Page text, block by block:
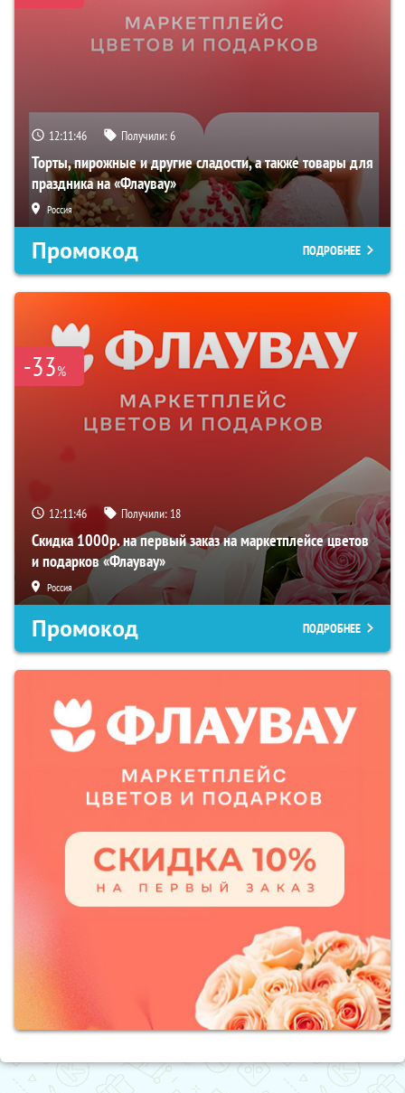
12:11:45 Получили:6
Торты, пирожные и другие сладости, а также товары для
праздника на «Флаувау»
Россия
Промокод ПОДРОБНЕЕ
-33%
12:11:45 Получили: 18
Скидка 1000р. на первый заказ на маркетплейсе цветов
и подарков «Флаувау»
Россия
Промокод ПОДРОБНЕЕ